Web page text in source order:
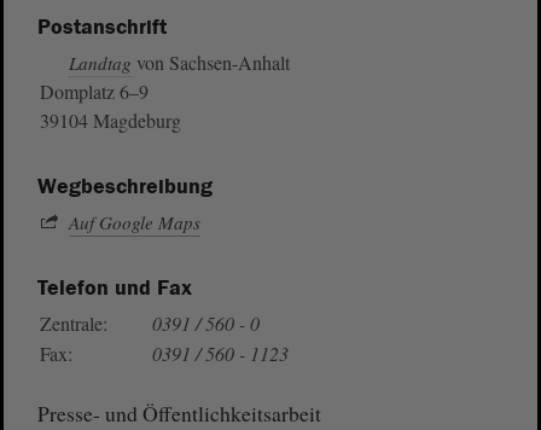
Postanschrift
Landtag von Sachsen-Anhalt
Domplatz 6–9
39104 Magdeburg
Wegbeschreibung
Auf Google Maps
Telefon und Fax
Zentrale:
0391 / 560 - 0
Fax:
0391 / 560 - 1123
Presse- und Öffentlichkeitsarbeit